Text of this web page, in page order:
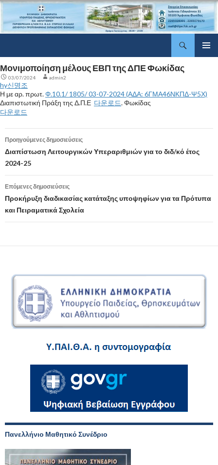
περιεχόμενο
Μονιμοποίηση μέλους ΕΒΠ της ΔΠΕ Φωκίδας
03/07/2024 admin2
hy신명조
Η με αρ. πρωτ.Φ.10.1/ 1805/ 03-07-2024 (ΑΔΑ: 6ΓΜΑ46ΝΚΠΔ-Ψ5Χ)
Διαπιστωτική Πράξη της Δ.Π.Ε 다운로드. Φωκίδας
다운로드
Πλοήγηση
άρθρων
Προηγούμενες δημοσιεύσεις
Διαπίστωση Λειτουργικών Υπεραριθμιών για το διδ/κό έτος
2024-25
Επόμενες δημοσιεύσεις
Προκήρυξη διαδικασίας κατάταξης υποψηφίων για τα Πρότυπα
και Πειραματικά Σχολεία
Πανελλήνιο Μαθητικό Συνέδριο